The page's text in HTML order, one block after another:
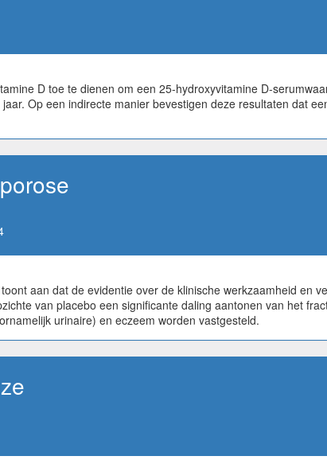
D toe te dienen om een 25-hydroxyvitamine D-
Op een indirecte manier bevestigen deze resultaten dat
aan dat de evidentie over de klinische werkzaamheid en
van placebo een significante daling aantonen van het
urinaire) en eczeem worden vastgesteld.